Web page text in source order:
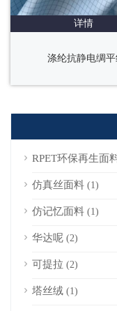
详情
涤纶抗静电绸
RPET环保再生面
仿真丝面料 (1)
仿记忆面料 (1)
华达呢 (2)
可提拉 (2)
塔丝绒 (1)